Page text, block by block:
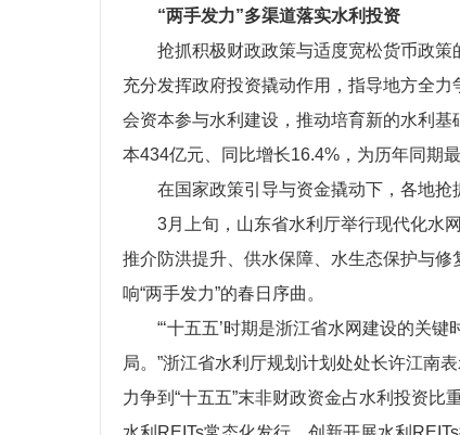
“两手发力”多渠道落实水利投资
抢抓积极财政政策与适度宽松货币政
充分发挥政府投资撬动作用，指导地方全
会资本参与水利建设，推动培育新的水利
本434亿元、同比增长16.4%，为历年同期
在国家政策引导与资金撬动下，各地抢
3月上旬，山东省水利厅举行现代化水
推介防洪提升、供水保障、水生态保护与
响“两手发力”的春日序曲。
“‘十五五’时期是浙江省水网建设的关
局。”浙江省水利厅规划计划处处长许江南
力争到“十五五”末非财政资金占水利投资比